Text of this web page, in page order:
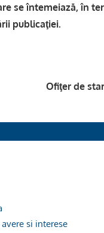
se întemeiază, în
publicaţiei.
stare
si interese